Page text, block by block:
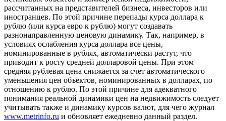
рассчитанных на представителей бизнеса, инвесторов или
иностранцев. По этой причине перепады курса доллара к
рублю (или курса евро к рублю) могут создавать
разнонаправленную ценовую динамику. Так, например, в
условиях ослабления курса доллара все цены,
номинированные в рублях, автоматически растут, что
приводит к росту средней долларовой цены. При этом
средняя рублевая цена снижается за счет автоматического
уменьшения цен объектов, номинированных в долларах, по
отношению к рублю. По этой причине для адекватного
понимания реальной динамики цен на недвижимость следует
учитывать также и динамику курсов валют, для чего журнал
www.metrinfo.ru и обновляет ежедневно данный раздел.